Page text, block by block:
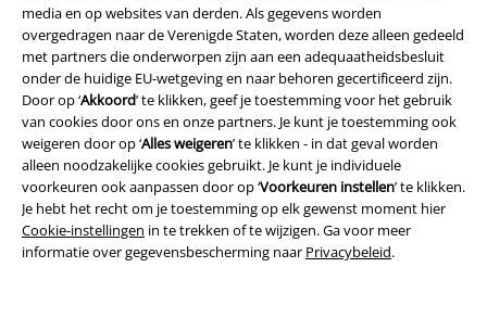
media en op websites van derden. Als gegevens worden
overgedragen naar de Verenigde Staten, worden deze alleen gedeeld
met partners die onderworpen zijn aan een adequaatheidsbesluit
onder de huidige EU-wetgeving en naar behoren gecertificeerd zijn.
Door op ‘Akkoord’ te klikken, geef je toestemming voor het gebruik
van cookies door ons en onze partners. Je kunt je toestemming ook
weigeren door op ‘Alles weigeren’ te klikken - in dat geval worden
alleen noodzakelijke cookies gebruikt. Je kunt je individuele
voorkeuren ook aanpassen door op ‘Voorkeuren instellen’ te klikken.
Je hebt het recht om je toestemming op elk gewenst moment hier
Cookie-instellingen in te trekken of te wijzigen. Ga voor meer
informatie over gegevensbescherming naar Privacybeleid.
Legal
Algemene Voorwaarden
Bedrijfsgegevens
Privacyverklaring
Verklaring van conformiteit
Informatie over toegankelijkheid